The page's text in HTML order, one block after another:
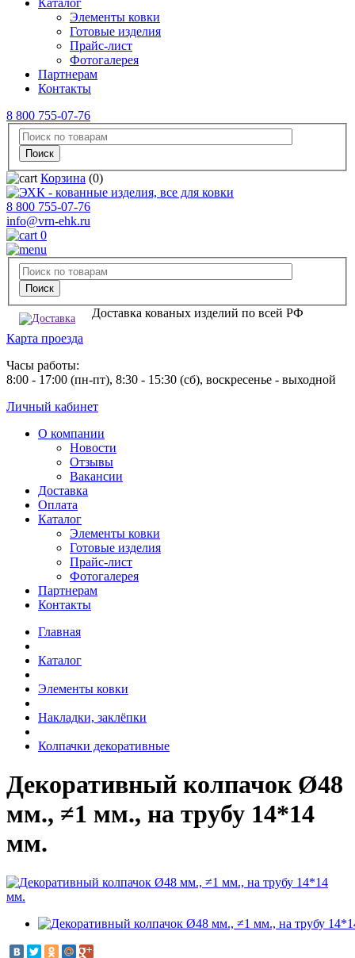
Элементы ковки
Готовые изделия
Прайс-лист
Фотогалерея
Партнерам
Контакты
8 800 755-07-76
Корзина (0)
8 800 755-07-76
info@vrn-ehk.ru
0
Доставка кованых изделий по всей РФ
Карта проезда
Часы работы:
8:00 - 17:00 (пн-пт), 8:30 - 15:30 (сб), воскресенье - выходной
Личный кабинет
О компании
Новости
Отзывы
Вакансии
Доставка
Оплата
Каталог
Элементы ковки
Готовые изделия
Прайс-лист
Фотогалерея
Партнерам
Контакты
Главная
Каталог
Элементы ковки
Накладки, заклёпки
Колпачки декоративные
Декоративный колпачок Ø48
мм., ≠1 мм., на трубу 14*14
мм.